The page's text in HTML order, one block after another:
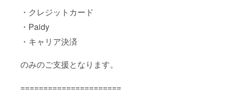
・クレジットカード
・Paidy
・キャリア決済
のみのご支援となります。
======================